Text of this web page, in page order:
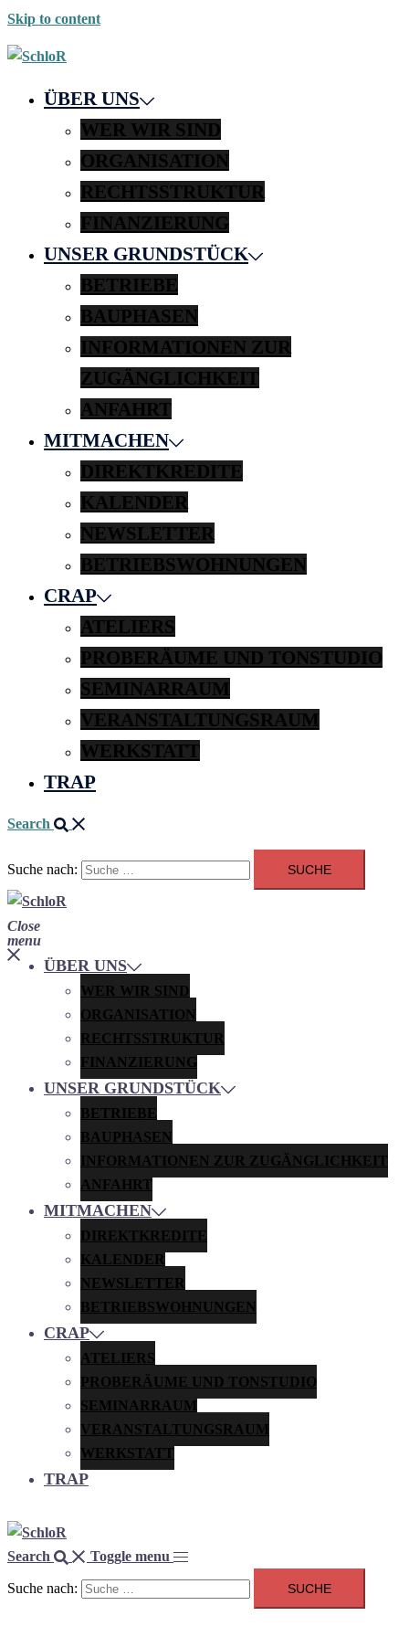
Skip to content
ÜBER UNS
WER WIR SIND
ORGANISATION
RECHTSSTRUKTUR
FINANZIERUNG
UNSER GRUNDSTÜCK
BETRIEBE
BAUPHASEN
INFORMATIONEN ZUR
ZUGÄNGLICHKEIT
ANFAHRT
MITMACHEN
DIREKTKREDITE
KALENDER
NEWSLETTER
BETRIEBSWOHNUNGEN
CRAP
ATELIERS
PROBERÄUME UND TONSTUDIO
SEMINARRAUM
VERANSTALTUNGSRAUM
WERKSTATT
TRAP
Search
Suche nach:
Close
menu
ÜBER UNS
WER WIR SIND
ORGANISATION
RECHTSSTRUKTUR
FINANZIERUNG
UNSER GRUNDSTÜCK
BETRIEBE
BAUPHASEN
INFORMATIONEN ZUR ZUGÄNGLICHKEIT
ANFAHRT
MITMACHEN
DIREKTKREDITE
KALENDER
NEWSLETTER
BETRIEBSWOHNUNGEN
CRAP
ATELIERS
PROBERÄUME UND TONSTUDIO
SEMINARRAUM
VERANSTALTUNGSRAUM
WERKSTATT
TRAP
Search Toggle menu
Suche nach: